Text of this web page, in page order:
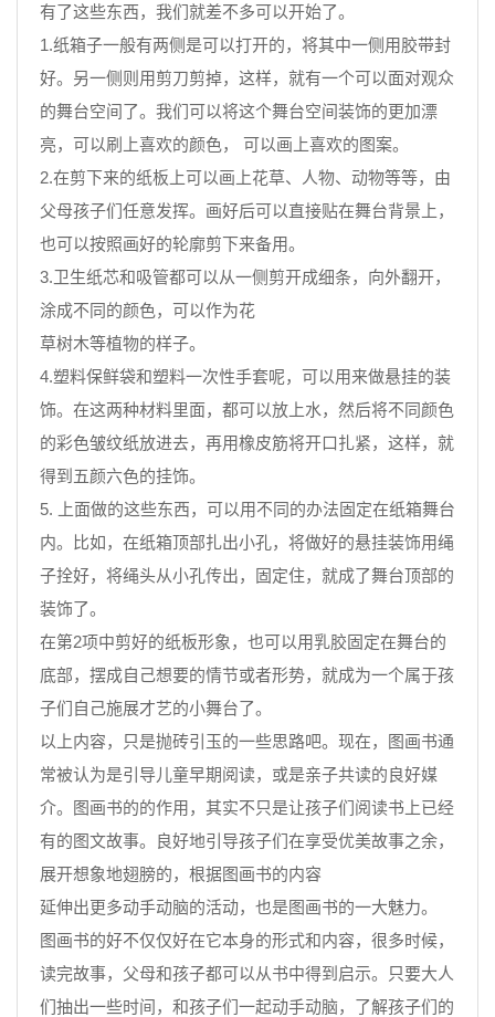
有了这些东西，我们就差不多可以开始了。
1.纸箱子一般有两侧是可以打开的，将其中一侧用胶带封
好。另一侧则用剪刀剪掉，这样，就有一个可以面对观众
的舞台空间了。我们可以将这个舞台空间装饰的更加漂
亮，可以刷上喜欢的颜色， 可以画上喜欢的图案。
2.在剪下来的纸板上可以画上花草、人物、动物等等，由
父母孩子们任意发挥。画好后可以直接贴在舞台背景上，
也可以按照画好的轮廓剪下来备用。
3.卫生纸芯和吸管都可以从一侧剪开成细条，向外翻开，
涂成不同的颜色，可以作为花
草树木等植物的样子。
4.塑料保鲜袋和塑料一次性手套呢，可以用来做悬挂的装
饰。在这两种材料里面，都可以放上水，然后将不同颜色
的彩色皱纹纸放进去，再用橡皮筋将开口扎紧，这样，就
得到五颜六色的挂饰。
5. 上面做的这些东西，可以用不同的办法固定在纸箱舞台
内。比如，在纸箱顶部扎出小孔，将做好的悬挂装饰用绳
子拴好，将绳头从小孔传出，固定住，就成了舞台顶部的
装饰了。
在第2项中剪好的纸板形象，也可以用乳胶固定在舞台的
底部，摆成自己想要的情节或者形势，就成为一个属于孩
子们自己施展才艺的小舞台了。
以上内容，只是抛砖引玉的一些思路吧。现在，图画书通
常被认为是引导儿童早期阅读，或是亲子共读的良好媒
介。图画书的的作用，其实不只是让孩子们阅读书上已经
有的图文故事。良好地引导孩子们在享受优美故事之余，
展开想象地翅膀的，根据图画书的内容
延伸出更多动手动脑的活动，也是图画书的一大魅力。
图画书的好不仅仅好在它本身的形式和内容，很多时候，
读完故事，父母和孩子都可以从书中得到启示。只要大人
们抽出一些时间，和孩子们一起动手动脑，了解孩子们的